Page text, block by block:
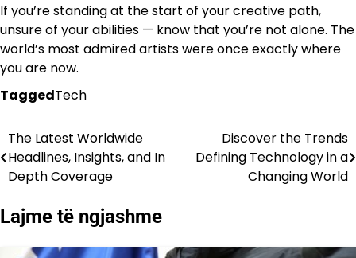
If you’re standing at the start of your creative path,
unsure of your abilities — know that you’re not alone. The
world’s most admired artists were once exactly where
you are now.
TaggedTech
Lëvizje
te
The Latest Worldwide
Headlines, Insights, and In
Depth Coverage
Discover the Trends
Defining Technology in a
Changing World
Lajme të ngjashme